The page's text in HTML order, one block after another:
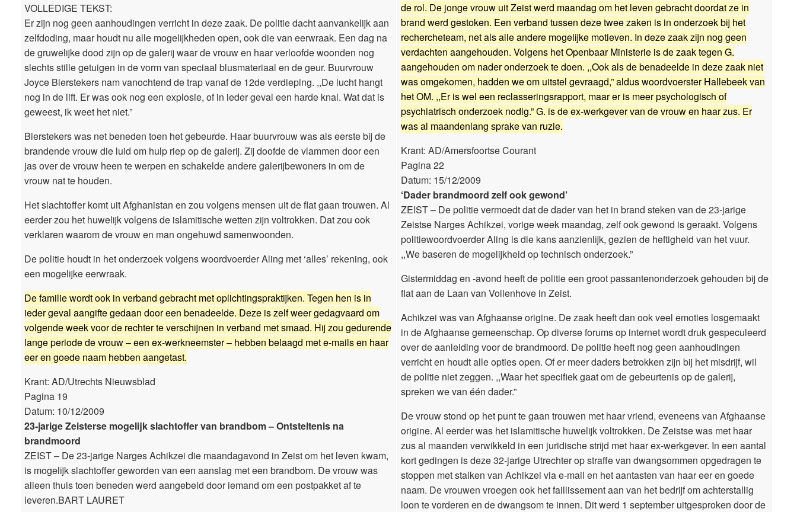
VOLLEDIGE TEKST:
Er zijn nog geen aanhoudingen verricht in deze zaak. De politie dacht aanvankelijk aan
zelfdoding, maar houdt nu alle mogelijkheden open, ook die van eerwraak. Een dag na
de gruwelijke dood zijn op de galerij waar de vrouw en haar verloofde woonden nog
slechts stille getuigen in de vorm van speciaal blusmateriaal en de geur. Buurvrouw
Joyce Bierstekers nam vanochtend de trap vanaf de 12de verdieping. ,,De lucht hangt
nog in de lift. Er was ook nog een explosie, of in ieder geval een harde knal. Wat dat is
geweest, ik weet het niet.”
Bierstekers was net beneden toen het gebeurde. Haar buurvrouw was als eerste bij de
brandende vrouw die luid om hulp riep op de galerij. Zij doofde de vlammen door een
jas over de vrouw heen te werpen en schakelde andere galerijbewoners in om de
vrouw nat te houden.
Het slachtoffer komt uit Afghanistan en zou volgens mensen uit de flat gaan trouwen. Al
eerder zou het huwelijk volgens de islamitische wetten zijn voltrokken. Dat zou ook
verklaren waarom de vrouw en man ongehuwd samenwoonden.
De politie houdt in het onderzoek volgens woordvoerder Aling met ‘alles’ rekening, ook
een mogelijke eerwraak.
De familie wordt ook in verband gebracht met oplichtingspraktijken. Tegen hen is in
ieder geval aangifte gedaan door een benadeelde. Deze is zelf weer gedagvaard om
volgende week voor de rechter te verschijnen in verband met smaad. Hij zou gedurende
lange periode de vrouw – een ex-werkneemster – hebben belaagd met e-mails en haar
eer en goede naam hebben aangetast.
Krant: AD/Utrechts Nieuwsblad
Pagina 19
Datum: 10/12/2009
23-jarige Zeisterse mogelijk slachtoffer van brandbom – Ontsteltenis na
brandmoord
ZEIST – De 23-jarige Narges Achikzei die maandagavond in Zeist om het leven kwam,
is mogelijk slachtoffer geworden van een aanslag met een brandbom. De vrouw was
alleen thuis toen beneden werd aangebeld door iemand om een postpakket af te
leveren.BART LAURET
de rol. De jonge vrouw uit Zeist werd maandag om het leven gebracht doordat ze in
brand werd gestoken. Een verband tussen deze twee zaken is in onderzoek bij het
rechercheteam, net als alle andere mogelijke motieven. In deze zaak zijn nog geen
verdachten aangehouden. Volgens het Openbaar Ministerie is de zaak tegen G.
aangehouden om nader onderzoek te doen. ,,Ook als de benadeelde in deze zaak niet
was omgekomen, hadden we om uitstel gevraagd,” aldus woordvoerster Hallebeek van
het OM. ,,Er is wel een reclasseringsrapport, maar er is meer psychologisch of
psychiatrisch onderzoek nodig.” G. is de ex-werkgever van de vrouw en haar zus. Er
was al maandenlang sprake van ruzie.
Krant: AD/Amersfoortse Courant
Pagina 22
Datum: 15/12/2009
‘Dader brandmoord zelf ook gewond’
ZEIST – De politie vermoedt dat de dader van het in brand steken van de 23-jarige
Zeistse Narges Achikzei, vorige week maandag, zelf ook gewond is geraakt. Volgens
politiewoordvoerder Aling is die kans aanzienlijk, gezien de heftigheid van het vuur.
,,We baseren de mogelijkheid op technisch onderzoek.”
Gistermiddag en -avond heeft de politie een groot passantenonderzoek gehouden bij de
flat aan de Laan van Vollenhove in Zeist.
Achikzei was van Afghaanse origine. De zaak heeft dan ook veel emoties losgemaakt
in de Afghaanse gemeenschap. Op diverse forums op internet wordt druk gespeculeerd
over de aanleiding voor de brandmoord. De politie heeft nog geen aanhoudingen
verricht en houdt alle opties open. Of er meer daders betrokken zijn bij het misdrijf, wil
de politie niet zeggen. ,,Waar het specifiek gaat om de gebeurtenis op de galerij,
spreken we van één dader.”
De vrouw stond op het punt te gaan trouwen met haar vriend, eveneens van Afghaanse
origine. Al eerder was het islamitische huwelijk voltrokken. De Zeistse was met haar
zus al maanden verwikkeld in een juridische strijd met haar ex-werkgever. In een aantal
kort gedingen is deze 32-jarige Utrechter op straffe van dwangsommen opgedragen te
stoppen met stalken van Achikzei via e-mail en het aantasten van haar eer en goede
naam. De vrouwen vroegen ook het faillissement aan van het bedrijf om achterstallig
loon te vorderen en de dwangsom te innen. Dit werd 1 september uitgesproken door de